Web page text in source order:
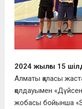
2024 жылғы 15
Алматы қаласы
қолдауымен
жобасы бойынша